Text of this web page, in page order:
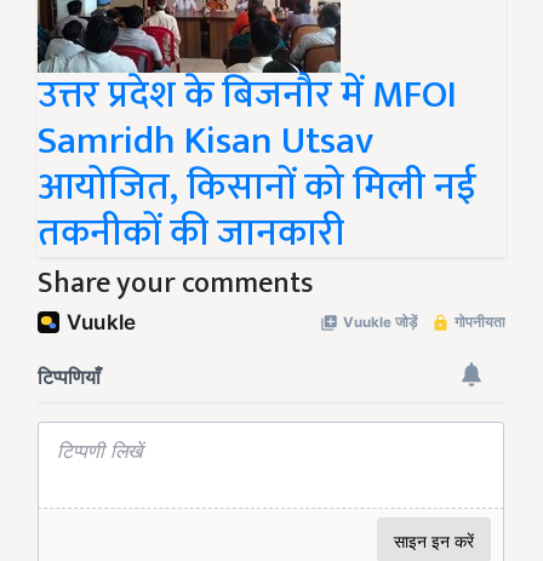
उत्तर प्रदेश के बिजनौर में MFOI
Samridh Kisan Utsav
आयोजित, किसानों को मिली नई
तकनीकों की जानकारी
Share your comments